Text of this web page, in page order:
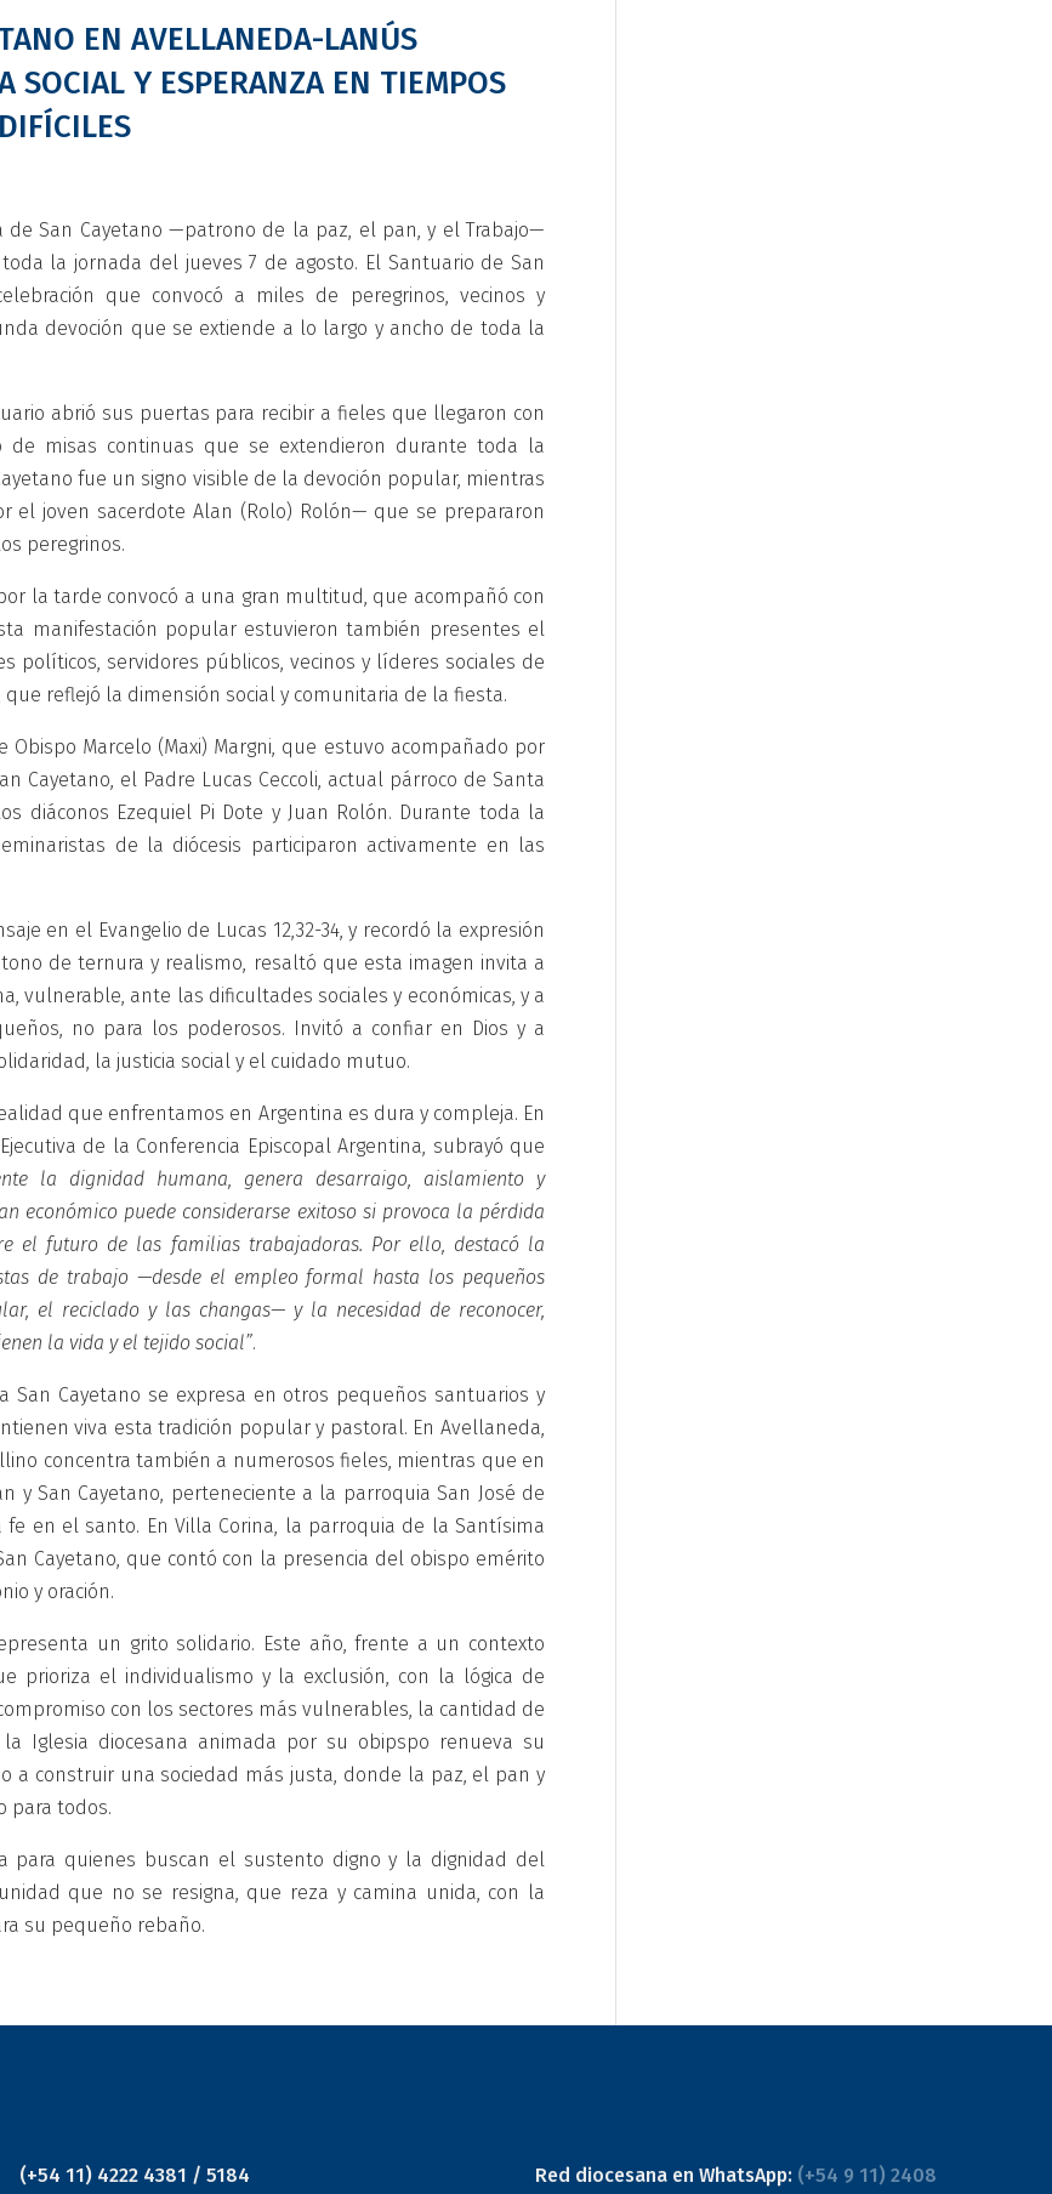
EN AVELLANEDA-LANÚS
SOCIAL Y ESPERANZA EN TIEMPOS
DIFÍCILES
de San Cayetano —patrono de la paz, el pan, y el Trabajo—
la jornada del jueves 7 de agosto. El Santuario de San
que convocó a miles de peregrinos, vecinos y
devoción que se extiende a lo largo y ancho de toda la
abrió sus puertas para recibir a fieles que llegaron con
de misas continuas que se extendieron durante toda la
fue un signo visible de la devoción popular, mientras
el joven sacerdote Alan (Rolo) Rolón— que se prepararon
peregrinos.
la tarde convocó a una gran multitud, que acompañó con
manifestación popular estuvieron también presentes el
políticos, servidores públicos, vecinos y líderes sociales de
reflejó la dimensión social y comunitaria de la fiesta.
Marcelo (Maxi) Margni, que estuvo acompañado por
Cayetano, el Padre Lucas Ceccoli, actual párroco de Santa
diáconos Ezequiel Pi Dote y Juan Rolón. Durante toda la
de la diócesis participaron activamente en las
en el Evangelio de Lucas 12,32-34, y recordó la expresión
de ternura y realismo, resaltó que esta imagen invita a
vulnerable, ante las dificultades sociales y económicas, y a
no para los poderosos. Invitó a confiar en Dios y a
la justicia social y el cuidado mutuo.
que enfrentamos en Argentina es dura y compleja. En
de la Conferencia Episcopal Argentina, subrayó que
la dignidad humana, genera desarraigo, aislamiento y
económico puede considerarse exitoso si provoca la pérdida
el futuro de las familias trabajadoras. Por ello, destacó la
de trabajo —desde el empleo formal hasta los pequeños
el reciclado y las changas— y la necesidad de reconocer,
la vida y el tejido social”.
San Cayetano se expresa en otros pequeños santuarios y
viva esta tradición popular y pastoral. En Avellaneda,
concentra también a numerosos fieles, mientras que en
y San Cayetano, perteneciente a la parroquia San José de
en el santo. En Villa Corina, la parroquia de la Santísima
Cayetano, que contó con la presencia del obispo emérito
y oración.
un grito solidario. Este año, frente a un contexto
prioriza el individualismo y la exclusión, con la lógica de
con los sectores más vulnerables, la cantidad de
Iglesia diocesana animada por su obipspo renueva su
a construir una sociedad más justa, donde la paz, el pan y
para todos.
para quienes buscan el sustento digno y la dignidad del
que no se resigna, que reza y camina unida, con la
su pequeño rebaño.
(+54 11) 4222 4381 / 5184 Red diocesana en WhatsApp: (+54 9 11) 2408